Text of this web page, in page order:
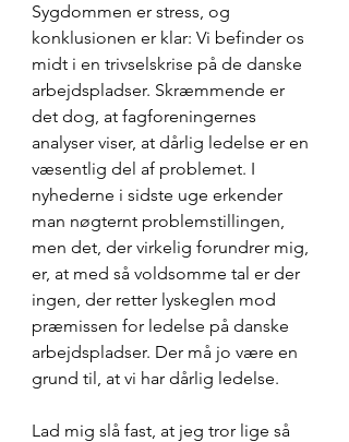
Sygdommen er stress, og
konklusionen er klar: Vi befinder os
midt i en trivselskrise på de danske
arbejdspladser. Skræmmende er
det dog, at fagforeningernes
analyser viser, at dårlig ledelse er en
væsentlig del af problemet. I
nyhederne i sidste uge erkender
man nøgternt problemstillingen,
men det, der virkelig forundrer mig,
er, at med så voldsomme tal er der
ingen, der retter lyskeglen mod
præmissen for ledelse på danske
arbejdspladser. Der må jo være en
grund til, at vi har dårlig ledelse.
Lad mig slå fast, at jeg tror lige så